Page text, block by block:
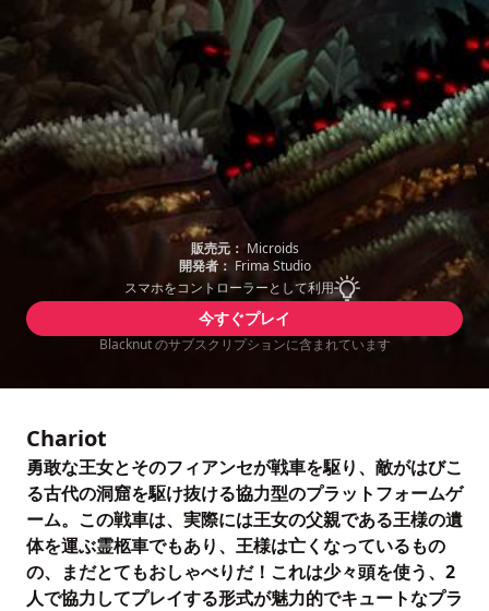
販売元： Microids
開発者： Frima Studio
スマホをコントローラーとして利用
今すぐプレイ
Blacknut のサブスクリプションに含まれています
Chariot
勇敢な王女とそのフィアンセが戦車を駆り、敵がはびこ
る古代の洞窟を駆け抜ける協力型のプラットフォームゲ
ーム。この戦車は、実際には王女の父親である王様の遺
体を運ぶ霊柩車でもあり、王様は亡くなっているもの
の、まだとてもおしゃべりだ！これは少々頭を使う、2
人で協力してプレイする形式が魅力的でキュートなプラ